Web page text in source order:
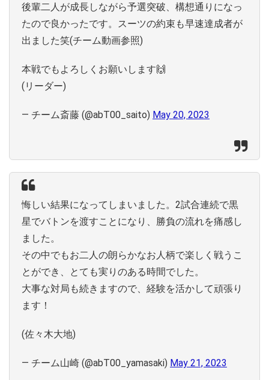
後輩二人が成長しながら予選突破、構想通りになっ
たので良かったです。スーツの約束も早速達成者が
出ました笑(チーム動画参照)
本戦でもよろしくお願いします🙌
(リーダー)
— チーム斎藤 (@abT00_saito) May 20, 2023
悔しい結果になってしまいました。2試合連続で黒
星でバトンを渡すことになり、勝負の流れを痛感し
ました。
その中でもお二人の朗らかなお人柄で楽しく戦うこ
とができ、とても実りのある時間でした。
大事な対局も続きますので、経験を活かして頑張り
ます！
(佐々木大地)
— チーム山崎 (@abT00_yamasaki) May 21, 2023